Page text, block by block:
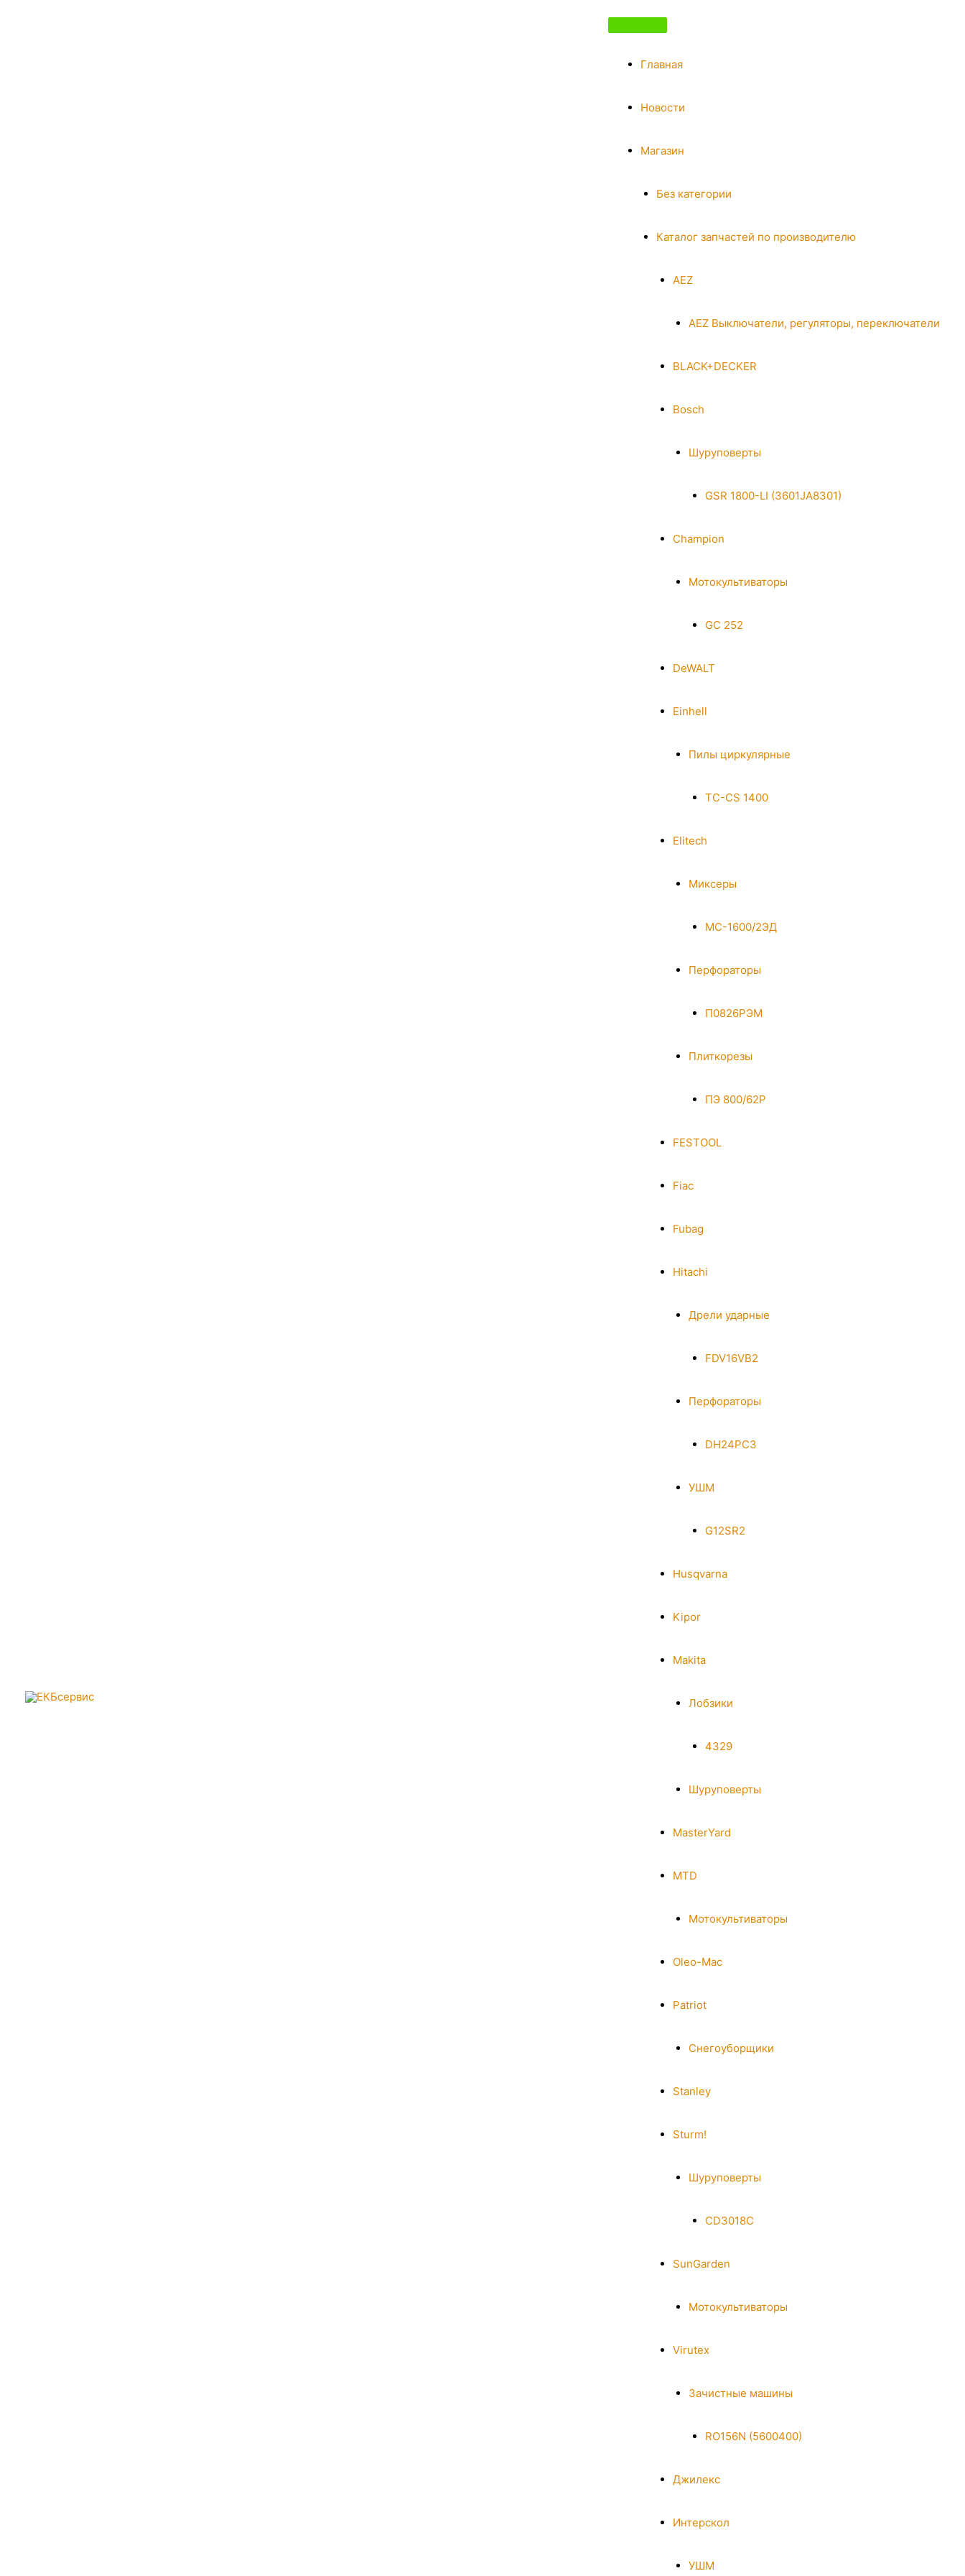
Главная
Новости
Магазин
Без категории
Каталог запчастей по производителю
AEZ
AEZ Выключатели, регуляторы, переключатели
BLACK+DECKER
Bosch
Шуруповерты
GSR 1800-LI (3601JA8301)
Champion
Мотокультиваторы
GC 252
DeWALT
Einhell
Пилы циркулярные
TC-CS 1400
Elitech
Миксеры
МС-1600/2ЭД
Перфораторы
П0826РЭМ
Плиткорезы
ПЭ 800/62Р
FESTOOL
Fiac
Fubag
Hitachi
Дрели ударные
FDV16VB2
Перфораторы
DH24PC3
УШМ
G12SR2
Husqvarna
Kipor
Makita
Лобзики
4329
Шуруповерты
MasterYard
MTD
Мотокультиваторы
Oleo-Mac
Patriot
Снегоуборщики
Stanley
Sturm!
Шуруповерты
CD3018C
SunGarden
Мотокультиваторы
Virutex
Зачистные машины
RO156N (5600400)
Джилекс
Интерскол
УШМ